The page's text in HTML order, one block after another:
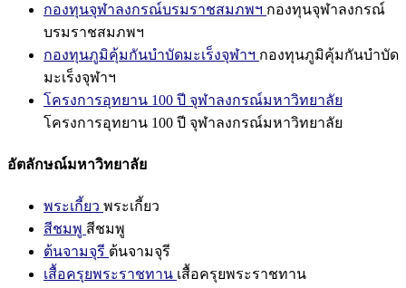
กองทุนจุฬาลงกรณ์บรมราชสมภพฯ กองทุนจุฬาลงกรณ์
บรมราชสมภพฯ
กองทุนภูมิคุ้มกันบำบัดมะเร็งจุฬาฯ กองทุนภูมิคุ้มกันบำบัด
มะเร็งจุฬาฯ
โครงการอุทยาน 100 ปี จุฬาลงกรณ์มหาวิทยาลัย
โครงการอุทยาน 100 ปี จุฬาลงกรณ์มหาวิทยาลัย
อัตลักษณ์มหาวิทยาลัย
พระเกี้ยว พระเกี้ยว
สีชมพู สีชมพู
ต้นจามจุรี ต้นจามจุรี
เสื้อครุยพระราชทาน เสื้อครุยพระราชทาน